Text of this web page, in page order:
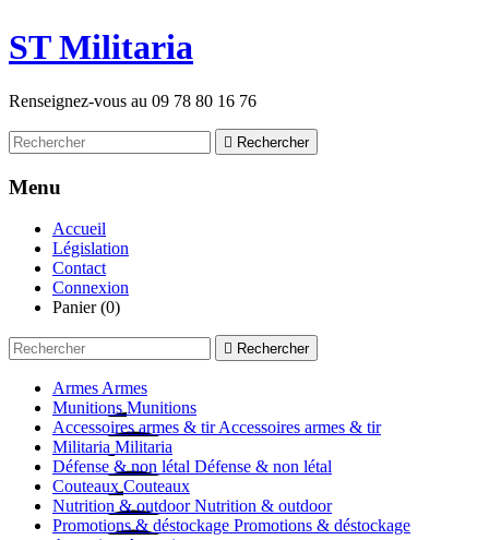
STMilitaria
Renseignez-vous au 09 78 80 16 76
 Rechercher
Menu
Accueil
Législation
Contact
Connexion
Panier (0)
 Rechercher
Armes Armes
Munitions Munitions
Accessoires armes & tir Accessoires armes & tir
Militaria Militaria
Défense & non létal Défense & non létal
Couteaux Couteaux
Nutrition & outdoor Nutrition & outdoor
Promotions & déstockage Promotions & déstockage